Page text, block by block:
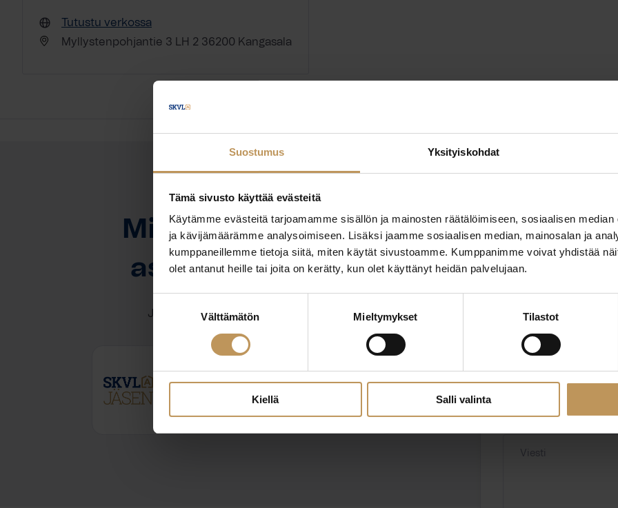
Suostumus Yksityiskohdat
Tämä sivusto käyttää evästeitä
Käytämme evästeitä tarjoamamme sisällön ja mainosten räätälöimiseen, sosiaalisen
ja kävijämäärämme analysoimiseen. Lisäksi jaamme sosiaalisen median, mainosalan ja
kumppaneillemme tietoja siitä, miten käytät sivustoamme. Kumppanimme voivat yhdistää
olet antanut heille tai joita on kerätty, kun olet käyttänyt heidän palvelujaan.
valinta
Välttämätön Mieltymykset Tilastot
Kiellä Salli valinta
Tutustu verkossa
Myllystenpohjantie 3 LH 2 36200 Kangasala
OTA YHTEYTTÄ
Miten voin auttaa
asuntoasioissa?
Jätä yhteystietosi, niin otan yhteyttä
viivi@neliotliikkuu.fi
*